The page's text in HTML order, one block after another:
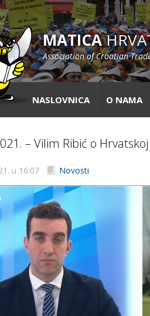
MATICA
Association of Croatian
NASLOVNICA O NAMA
– Vilim Ribić o
u 16:07 Novosti